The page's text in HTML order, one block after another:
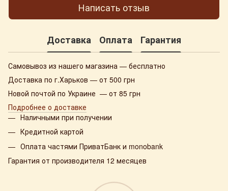
Написать отзыв
Доставка Оплата Гарантия
Самовывоз из нашего магазина — бесплатно
Доставка по г.Харьков — от 500 грн
Новой почтой по Украине — от 85 грн
Подробнее о доставке
Наличными при получении
Кредитной картой
Оплата частями ПриватБанк и monobank
Гарантия от производителя 12 месяцев